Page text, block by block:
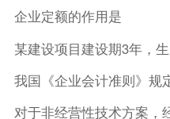
企业定额的作用是